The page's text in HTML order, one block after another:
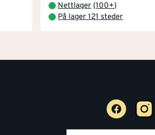
Nettlager (100+)
På lager 121 steder